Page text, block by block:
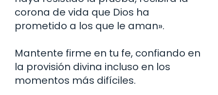
corona de vida que Dios ha
prometido a los que le aman».
Mantente firme en tu fe, confiando en
la provisión divina incluso en los
momentos más difíciles.